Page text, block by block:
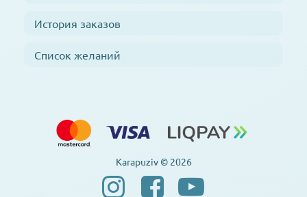
История заказов
Список желаний
Karapuziv © 2026